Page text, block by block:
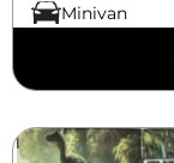
Minivan